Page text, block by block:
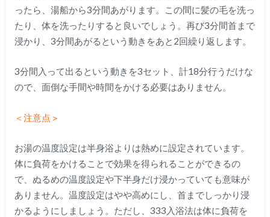
ったら、湯船から3分間あがります。この間に髪の毛を洗っ
たり、体を洗ったりすると良いでしょう。再び3分間首まで
浸かり、3分間あがるという動きをあと2回繰り返します。
3分間入って出るという動きを3セット、計18分行うだけな
ので、面倒な手間や時間をかける必要はありません。
＜注意点＞
お湯の温度設定は半身浴よりは熱めに設定されています。
体に負荷をかけることで効果を得られることができるの
で、ぬるめの温度設定や下半身だけ浸かっていても意味が
ありません。温度設定はやや高めにし、首までしっかり浸
かるようにしましょう。ただし、333入浴法は体に負荷を